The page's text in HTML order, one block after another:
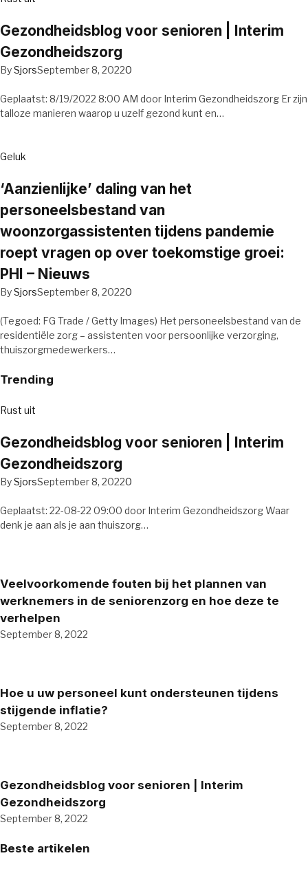
Gezondheidsblog voor senioren | Interim
Gezondheidszorg
BySjorsSeptember 8, 20220
Geplaatst: 8/19/2022 8:00 AM door Interim Gezondheidszorg Er zijn
talloze manieren waarop u uzelf gezond kunt en…
Geluk
‘Aanzienlijke’ daling van het
personeelsbestand van
woonzorgassistenten tijdens pandemie
roept vragen op over toekomstige groei:
PHI – Nieuws
BySjorsSeptember 8, 20220
(Tegoed: FG Trade / Getty Images) Het personeelsbestand van de
residentiële zorg – assistenten voor persoonlijke verzorging,
thuiszorgmedewerkers…
Trending
Rust uit
Gezondheidsblog voor senioren | Interim
Gezondheidszorg
BySjorsSeptember 8, 20220
Geplaatst: 22-08-22 09:00 door Interim Gezondheidszorg Waar
denk je aan als je aan thuiszorg…
Veelvoorkomende fouten bij het plannen van
werknemers in de seniorenzorg en hoe deze te
verhelpen
September 8, 2022
Hoe u uw personeel kunt ondersteunen tijdens
stijgende inflatie?
September 8, 2022
Gezondheidsblog voor senioren | Interim
Gezondheidszorg
September 8, 2022
Beste artikelen